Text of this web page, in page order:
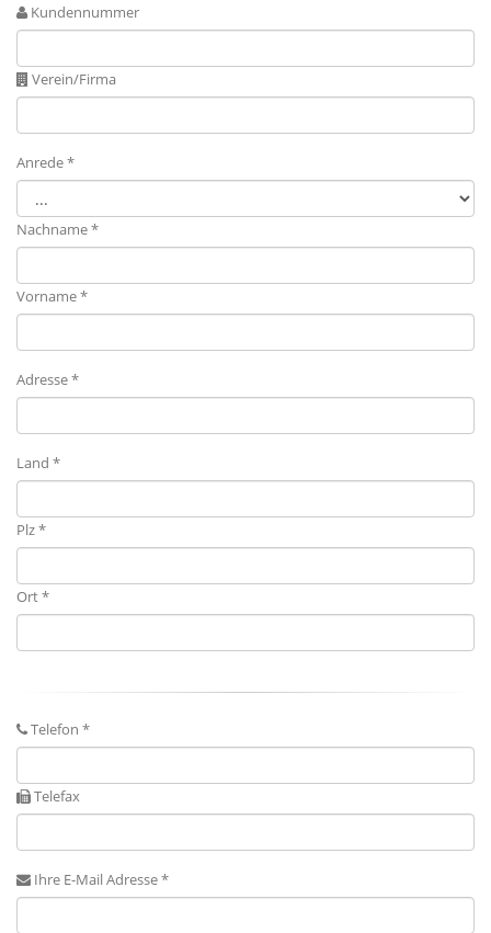
Kundennummer
Verein/Firma
Anrede *
Nachname *
Vorname *
Adresse *
Land *
Plz *
Ort *
Telefon *
Telefax
Ihre E-Mail Adresse *